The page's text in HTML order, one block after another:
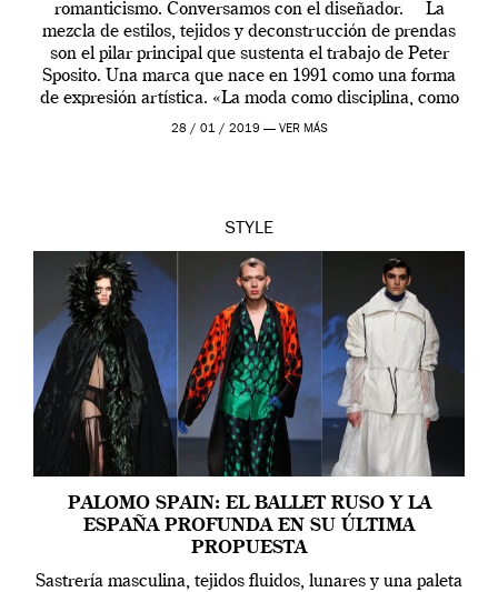
romanticismo. Conversamos con el diseñador. La
mezcla de estilos, tejidos y deconstrucción de prendas
son el pilar principal que sustenta el trabajo de Peter
Sposito. Una marca que nace en 1991 como una forma
de expresión artística. «La moda como disciplina, como
[…]
28 / 01 / 2019 — VER MÁS
STYLE
PALOMO SPAIN: EL BALLET RUSO Y LA
ESPAÑA PROFUNDA EN SU ÚLTIMA
PROPUESTA
Sastrería masculina, tejidos fluidos, lunares y una paleta